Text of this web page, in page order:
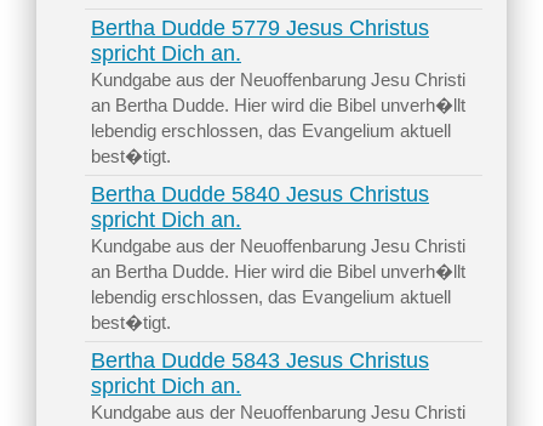
Bertha Dudde 5779 Jesus Christus
spricht Dich an.
Kundgabe aus der Neuoffenbarung Jesu Christi
an Bertha Dudde. Hier wird die Bibel unverh�llt
lebendig erschlossen, das Evangelium aktuell
best�tigt.
Bertha Dudde 5840 Jesus Christus
spricht Dich an.
Kundgabe aus der Neuoffenbarung Jesu Christi
an Bertha Dudde. Hier wird die Bibel unverh�llt
lebendig erschlossen, das Evangelium aktuell
best�tigt.
Bertha Dudde 5843 Jesus Christus
spricht Dich an.
Kundgabe aus der Neuoffenbarung Jesu Christi